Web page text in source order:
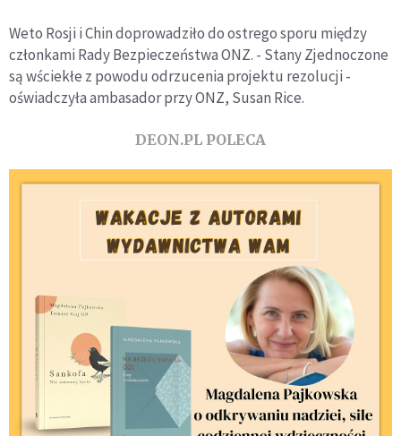
Weto Rosji i Chin doprowadziło do ostrego sporu między
członkami Rady Bezpieczeństwa ONZ. - Stany Zjednoczone
są wściekłe z powodu odrzucenia projektu rezolucji -
oświadczyła ambasador przy ONZ, Susan Rice.
DEON.PL POLECA